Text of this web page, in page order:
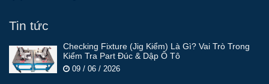
Tin tức
Checking Fixture (Jig Kiểm) Là Gì? Vai Trò Trong
Kiểm Tra Part Đúc & Dập Ô Tô
09 / 06 / 2026